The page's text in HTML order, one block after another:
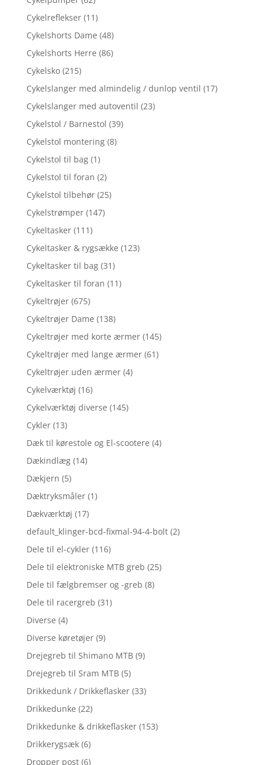
Cykelreflekser (11)
Cykelshorts Dame (48)
Cykelshorts Herre (86)
Cykelsko (215)
Cykelslanger med almindelig / dunlop ventil (17)
Cykelslanger med autoventil (23)
Cykelstol / Barnestol (39)
Cykelstol montering (8)
Cykelstol til bag (1)
Cykelstol til foran (2)
Cykelstol tilbehør (25)
Cykelstrømper (147)
Cykeltasker (111)
Cykeltasker & rygsække (123)
Cykeltasker til bag (31)
Cykeltasker til foran (11)
Cykeltrøjer (675)
Cykeltrøjer Dame (138)
Cykeltrøjer med korte ærmer (145)
Cykeltrøjer med lange ærmer (61)
Cykeltrøjer uden ærmer (4)
Cykelværktøj (16)
Cykelværktøj diverse (145)
Cykler (13)
Dæk til kørestole og El-scootere (4)
Dækindlæg (14)
Dækjern (5)
Dæktryksmåler (1)
Dækværktøj (17)
default_klinger-bcd-fixmal-94-4-bolt (2)
Dele til el-cykler (116)
Dele til elektroniske MTB greb (25)
Dele til fælgbremser og -greb (8)
Dele til racergreb (31)
Diverse (4)
Diverse køretøjer (9)
Drejegreb til Shimano MTB (9)
Drejegreb til Sram MTB (5)
Drikkedunk / Drikkeflasker (33)
Drikkedunke (22)
Drikkedunke & drikkeflasker (153)
Drikkerygsæk (6)
Dropper post (6)